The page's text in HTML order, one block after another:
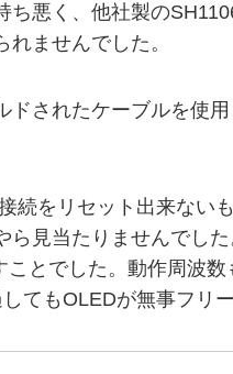
悪く、他社製の
ませんでした。
ドされたケーブルを使
続をリセット出来ない
見当たりませんでし
とでした。動作周波
てもOLEDが無事フリ